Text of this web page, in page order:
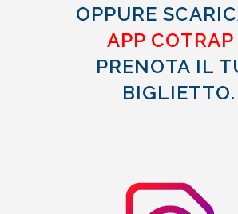
OPPURE
APP COTRAP
PRENOTA IL
BIGLIETTO.